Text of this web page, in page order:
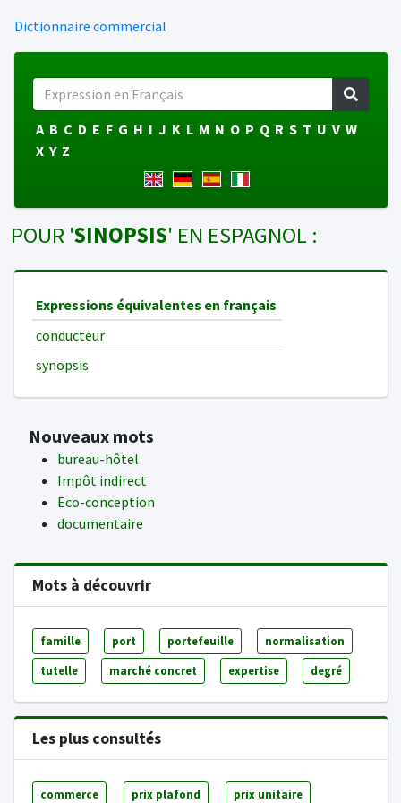
Dictionnaire commercial
A B C D E F G H I J K L M N O P Q R S T U V W
X Y Z
POUR 'SINOPSIS' EN ESPAGNOL :
Expressions équivalentes en français
conducteur
synopsis
Nouveaux mots
bureau-hôtel
Impôt indirect
Eco-conception
documentaire
Mots à découvrir
famille port portefeuille normalisation
tutelle marché concret expertise degré
Les plus consultés
commerce prix plafond prix unitaire